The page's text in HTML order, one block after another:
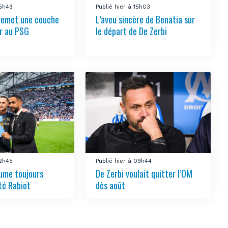
une couche
au PSG
Publié hier à 15h03
L’aveu sincère de Benatia sur
le départ de De Zerbi
toujours
Rabiot
Publié hier à 09h44
De Zerbi voulait quitter l’OM
dès août